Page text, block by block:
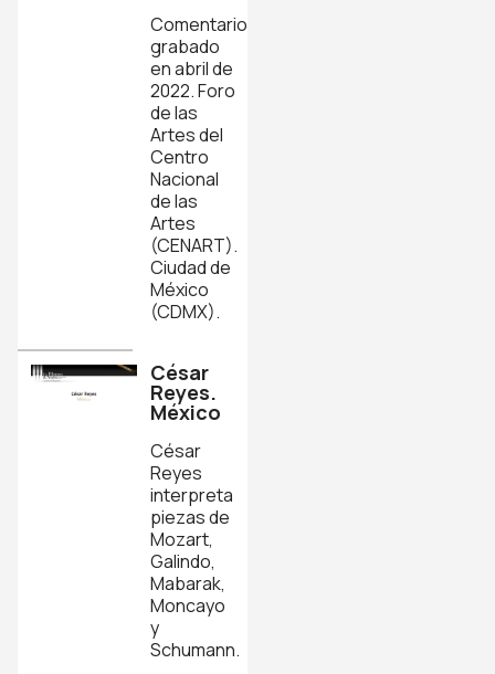
Comentario
grabado
en abril de
2022. Foro
de las
Artes del
Centro
Nacional
de las
Artes
(CENART).
Ciudad de
México
(CDMX).
César
Reyes.
México
César
Reyes
interpreta
piezas de
Mozart,
Galindo,
Mabarak,
Moncayo
y
Schumann.